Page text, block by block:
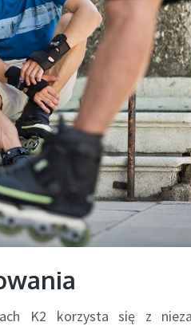
K2 korzysta się z